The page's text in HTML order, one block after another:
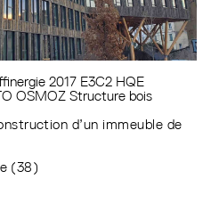
2017 E3C2 HQE
OSMOZ Structure bois
d’un immeuble de
(38)